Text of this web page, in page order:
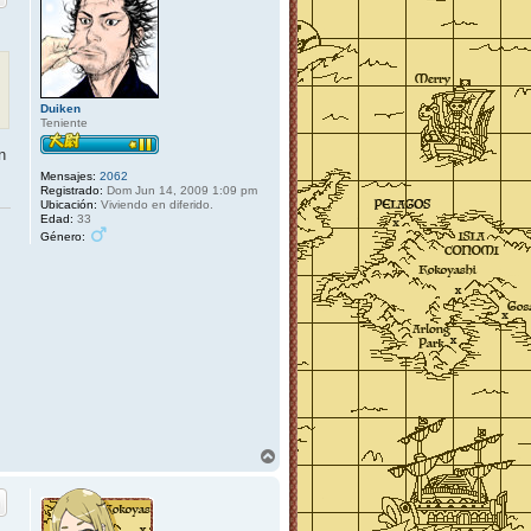
Duiken
Teniente
Mensajes: 2062
Registrado: Dom Jun 14, 2009 1:09 pm
Ubicación: Viviendo en diferido.
Edad: 33
Género: